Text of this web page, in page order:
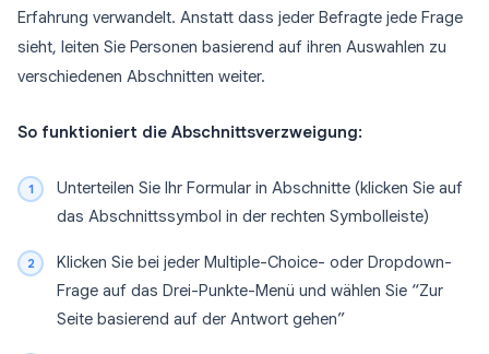
Erfahrung verwandelt. Anstatt dass jeder Befragte jede Frage
sieht, leiten Sie Personen basierend auf ihren Auswahlen zu
verschiedenen Abschnitten weiter.
So funktioniert die Abschnittsverzweigung:
Unterteilen Sie Ihr Formular in Abschnitte (klicken Sie auf
das Abschnittssymbol in der rechten Symbolleiste)
Klicken Sie bei jeder Multiple-Choice- oder Dropdown-
Frage auf das Drei-Punkte-Menü und wählen Sie “Zur
Seite basierend auf der Antwort gehen”